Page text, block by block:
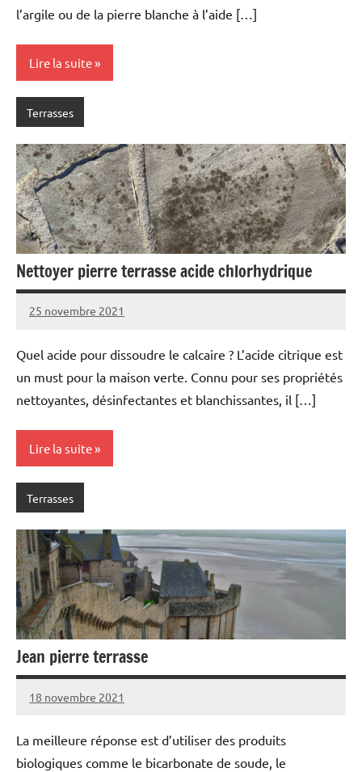
l’argile ou de la pierre blanche à l’aide […]
Lire la suite
Terrasses
Nettoyer pierre terrasse acide chlorhydrique
25 novembre 2021
Quel acide pour dissoudre le calcaire ? L’acide citrique est
un must pour la maison verte. Connu pour ses propriétés
nettoyantes, désinfectantes et blanchissantes, il […]
Lire la suite
Terrasses
Jean pierre terrasse
18 novembre 2021
La meilleure réponse est d’utiliser des produits
biologiques comme le bicarbonate de soude, le